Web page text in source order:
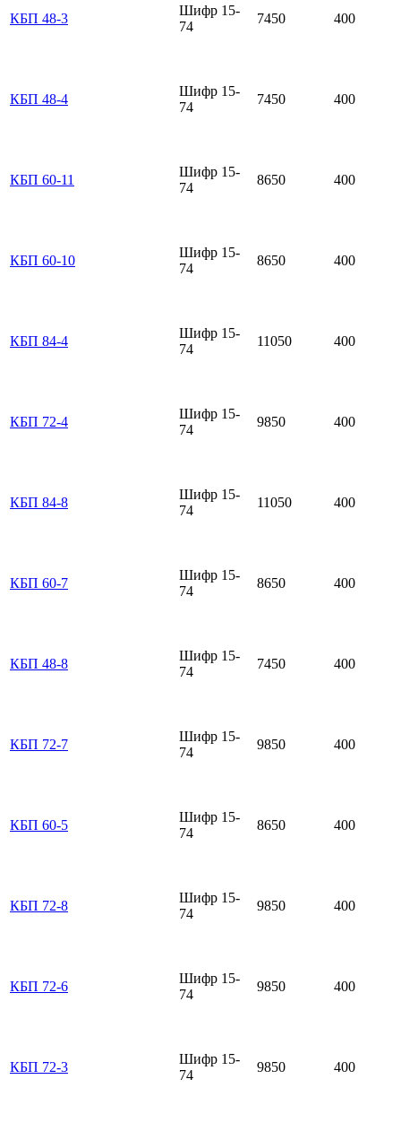
КБП 48-3
Шифр 15-
74
7450 400
КБП 48-4
Шифр 15-
74
7450 400
КБП 60-11
Шифр 15-
74
8650 400
КБП 60-10
Шифр 15-
74
8650 400
КБП 84-4
Шифр 15-
74
11050 400
КБП 72-4
Шифр 15-
74
9850 400
КБП 84-8
Шифр 15-
74
11050 400
КБП 60-7
Шифр 15-
74
8650 400
КБП 48-8
Шифр 15-
74
7450 400
КБП 72-7
Шифр 15-
74
9850 400
КБП 60-5
Шифр 15-
74
8650 400
КБП 72-8
Шифр 15-
74
9850 400
КБП 72-6
Шифр 15-
74
9850 400
КБП 72-3
Шифр 15-
74
9850 400